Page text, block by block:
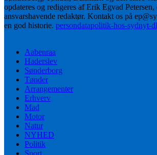
opdateres og redigeres af Erik Egvad Petersen,
ansvarshavende redaktør. Kontakt os på
en god historie. persondatapolitik-hos-sydnyt-
Aabenraa
Haderslev
Sønderborg
Tønder
Arrangementer
Erhverv
Mad
Motor
Natur
NYHED
Politik
Sport